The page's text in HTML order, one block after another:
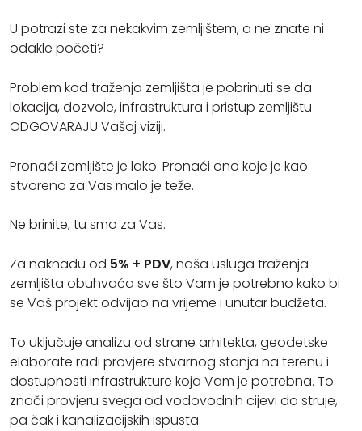
U potrazi ste za nekakvim zemljištem, a ne znate ni
odakle početi?
Problem kod traženja zemljišta je pobrinuti se da
lokacija, dozvole, infrastruktura i pristup zemljištu
ODGOVARAJU Vašoj viziji.
Pronaći zemljište je lako. Pronaći ono koje je kao
stvoreno za Vas malo je teže.
Ne brinite, tu smo za Vas.
Za naknadu od 5% + PDV, naša usluga traženja
zemljišta obuhvaća sve što Vam je potrebno kako bi
se Vaš projekt odvijao na vrijeme i unutar budžeta.
To uključuje analizu od strane arhitekta, geodetske
elaborate radi provjere stvarnog stanja na terenu i
dostupnosti infrastrukture koja Vam je potrebna. To
znači provjeru svega od vodovodnih cijevi do struje,
pa čak i kanalizacijskih ispusta.